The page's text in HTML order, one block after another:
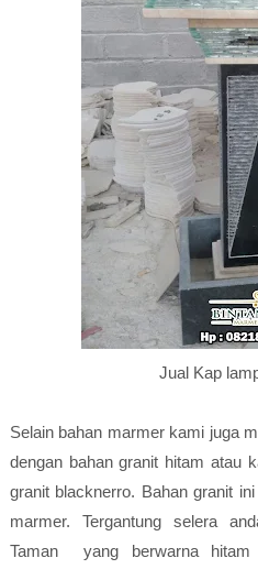
Jual Kap
Selain bahan marmer kami juga
dengan bahan granit hitam atau
granit blacknerro. Bahan granit
marmer. Tergantung selera
Taman yang berwarna